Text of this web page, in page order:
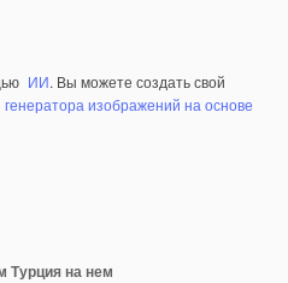
ИИ. Вы можете создать свой
генератора изображений на основе
Турция на нем